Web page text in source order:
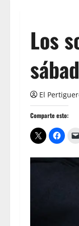
Los
El
Comparte esto: